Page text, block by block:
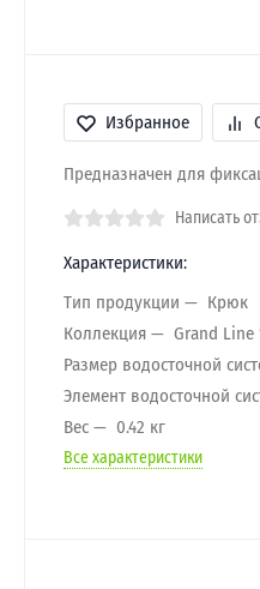
Избранное
Предназначен для
Написать
Характеристики:
Тип продукции
Крюк
Коллекция
Grand Line
Размер водосточной
Элемент водосточной
Вес
0.42 кг
Все характеристики